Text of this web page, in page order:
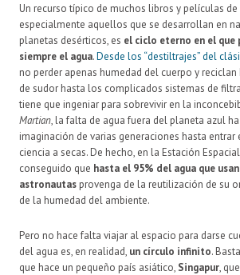
Un recurso típico de muchos libros y películas
especialmente aquellos que se desarrollan en
planetas desérticos, es el ciclo eterno en el que
siempre el agua.Desde los “destiltrajes” del
no perder apenas humedad del cuerpo y
de sudor hasta los complicados sistemas de
tiene que ingeniar para sobrevivir en la
Martian, la falta de agua fuera del planeta azul
imaginación de varias generaciones hasta entrar
ciencia a secas. De hecho, en la Estación
conseguido que hasta el 95% del agua que
astronautas provenga de la reutilización de su
de la humedad del ambiente.
Pero no hace falta viajar al espacio para darse
del agua es, en realidad, un círculo infinito.
que hace un pequeño país asiático, Singapur,